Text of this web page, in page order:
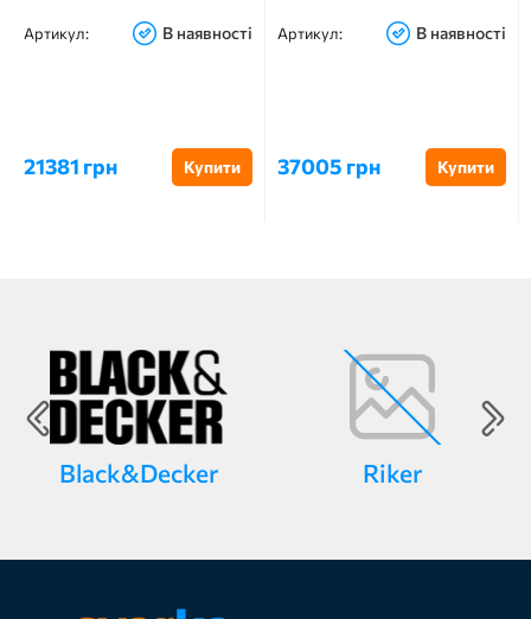
Артикул: В наявності
21381 грн Купити
Артикул: В наявності
37005 грн Купити
Black&Decker Riker